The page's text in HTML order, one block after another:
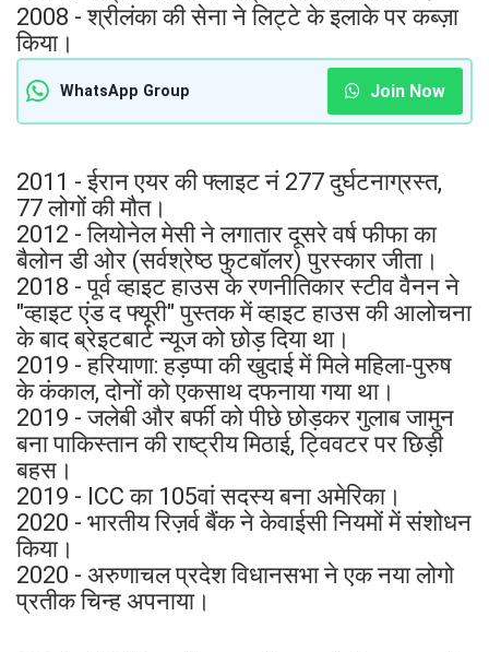
2008 - श्रीलंका की सेना ने लिट्टे के इलाके पर कब्ज़ा
किया।
WhatsApp Group Join Now
2011 - ईरान एयर की फ्लाइट नं 277 दुर्घटनाग्रस्त,
77 लोगों की मौत।
2012 - लियोनेल मेसी ने लगातार दूसरे वर्ष फीफा का
बैलोन डी ओर (सर्वश्रेष्ठ फुटबॉलर) पुरस्कार जीता।
2018 - पूर्व व्हाइट हाउस के रणनीतिकार स्टीव वैनन ने
"व्हाइट एंड द फ्यूरी" पुस्तक में व्हाइट हाउस की आलोचना
के बाद ब्रेइटबार्ट न्यूज को छोड़ दिया था।
2019 - हरियाणा: हड़प्पा की खुदाई में मिले महिला-पुरुष
के कंकाल, दोनों को एकसाथ दफनाया गया था।
2019 - जलेबी और बर्फी को पीछे छोड़कर गुलाब जामुन
बना पाकिस्तान की राष्ट्रीय मिठाई, ट्विवटर पर छिड़ी
बहस।
2019 - ICC का 105वां सदस्य बना अमेरिका।
2020 - भारतीय रिज़र्व बैंक ने केवाईसी नियमों में संशोधन
किया।
2020 - अरुणाचल प्रदेश विधानसभा ने एक नया लोगो
प्रतीक चिन्ह अपनाया।